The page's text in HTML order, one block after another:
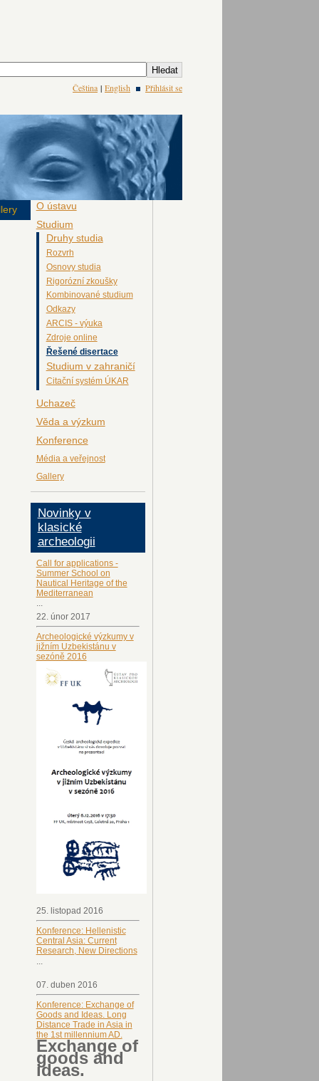
Čeština | English Přihlásit se
O ústavu
Studium
Druhy studia
Rozvrh
Osnovy studia
Rigorózní zkoušky
Kombinované studium
Odkazy
ARCIS - výuka
Zdroje online
Řešené disertace
Studium v zahraničí
Citační systém ÚKAR
Uchazeč
Věda a výzkum
Konference
Média a veřejnost
Gallery
Novinky v
klasické
archeologii
Call for applications -
Summer School on
Nautical Heritage of the
Mediterranean
...
22. únor 2017
Archeologické výzkumy v
jižním Uzbekistánu v
sezóně 2016
25. listopad 2016
Konference: Hellenistic
Central Asia: Current
Research, New Directions
...
07. duben 2016
Konference: Exchange of
Goods and Ideas. Long
Distance Trade in Asia in
the 1st millennium AD.
Exchange of
goods and
ideas.